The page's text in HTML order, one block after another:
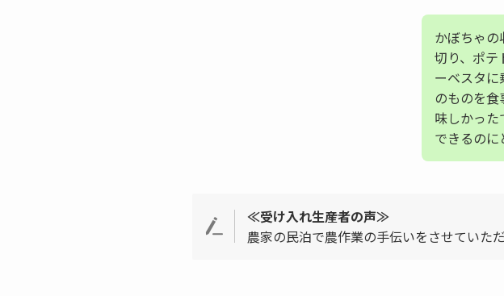
かぼちゃ
切り、ポテ
ーベスタ
のものを
味しかっ
できるのに
≪受け入れ生産者の声≫
農家の民泊で農作業の手伝いをさせていた